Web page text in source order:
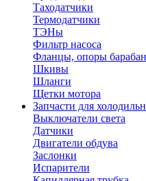
Таходатчики
Термодатчики
ТЭНы
Фильтр насоса
Фланцы, опоры
Шкивы
Шланги
Щетки мотора
Запчасти для
Выключатели света
Датчики
Двигатели обдува
Заслонки
Испарители